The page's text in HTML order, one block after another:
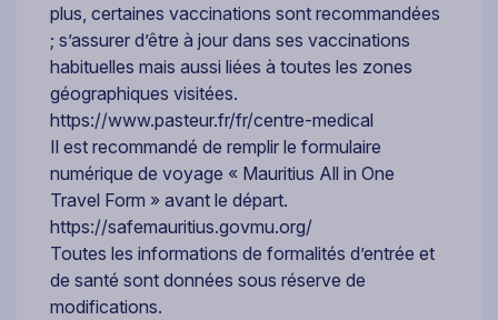
plus, certaines vaccinations sont recommandées
; s’assurer d’être à jour dans ses vaccinations
habituelles mais aussi liées à toutes les zones
géographiques visitées.
https://www.pasteur.fr/fr/centre-medical
Il est recommandé de remplir le formulaire
numérique de voyage « Mauritius All in One
Travel Form » avant le départ.
https://safemauritius.govmu.org/
Toutes les informations de formalités d’entrée et
de santé sont données sous réserve de
modifications.